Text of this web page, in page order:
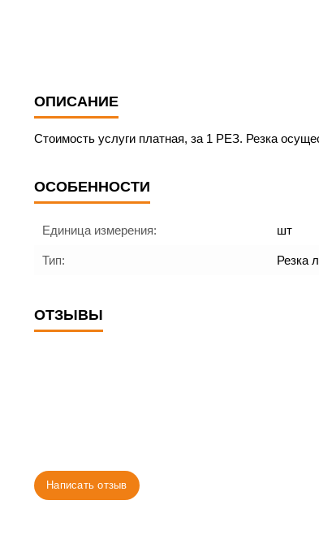
ОПИСАНИЕ
Стоимость услуги платная, за 1 РЕЗ. Резка
ОСОБЕННОСТИ
Единица измерения: шт
Тип: Резка
ОТЗЫВЫ
Написать отзыв